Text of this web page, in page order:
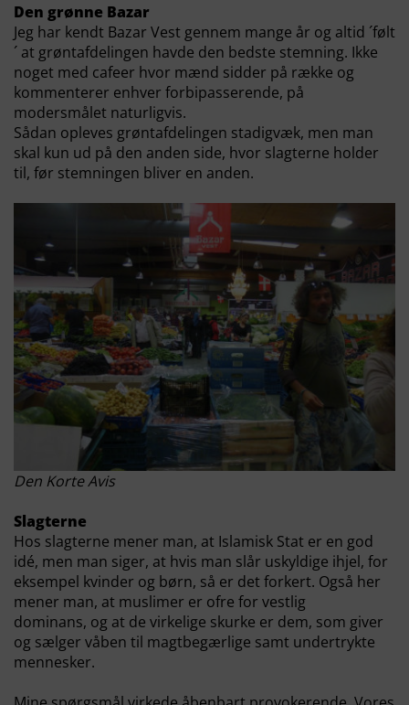
Den grønne Bazar
Jeg har kendt Bazar Vest gennem mange år og altid ´følt
´ at grøntafdelingen havde den bedste stemning. Ikke
noget med cafeer hvor mænd sidder på række og
kommenterer enhver forbipasserende, på
modersmålet naturligvis.
Sådan opleves grøntafdelingen stadigvæk, men man
skal kun ud på den anden side, hvor slagterne holder
til, før stemningen bliver en anden.
Den Korte Avis
Slagterne
Hos slagterne mener man, at Islamisk Stat er en god
idé, men man siger, at hvis man slår uskyldige ihjel, for
eksempel kvinder og børn, så er det forkert. Også her
mener man, at muslimer er ofre for vestlig
dominans, og at de virkelige skurke er dem, som giver
og sælger våben til magtbegærlige samt undertrykte
mennesker.